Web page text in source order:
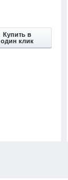
Купить в
один клик